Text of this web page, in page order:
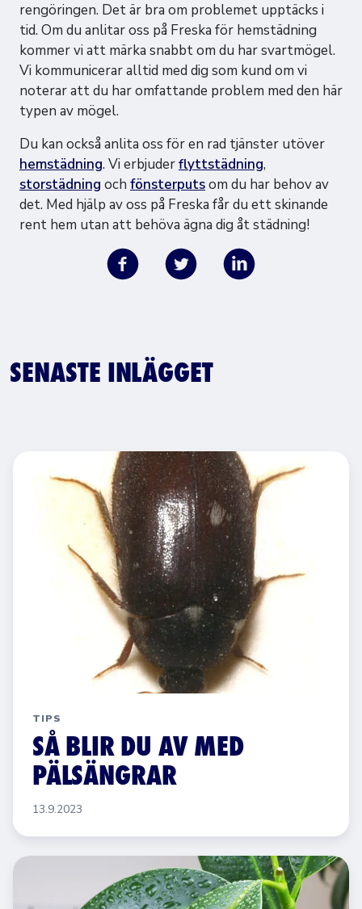
rengöringen. Det är bra om problemet upptäcks i
tid. Om du anlitar oss på Freska för hemstädning
kommer vi att märka snabbt om du har svartmögel.
Vi kommunicerar alltid med dig som kund om vi
noterar att du har omfattande problem med den här
typen av mögel.
Du kan också anlita oss för en rad tjänster utöver
hemstädning. Vi erbjuderflyttstädning,
storstädning och fönsterputsom du har behov av
det. Med hjälp av oss på Freska får du ett skinande
rent hem utan att behöva ägna dig åt städning!
SENASTE INLÄGGET
TIPS
SÅ BLIR DU AV MED
PÄLSÄNGRAR
13.9.2023